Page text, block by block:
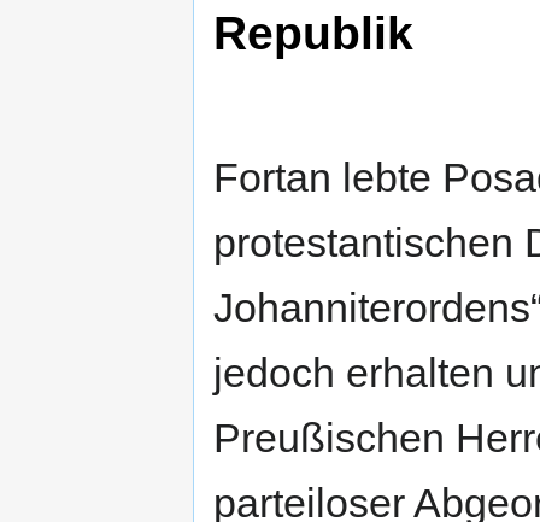
Republik
Fortan lebte
protestantischen
jedoch erhalten
Preußischen
parteiloser